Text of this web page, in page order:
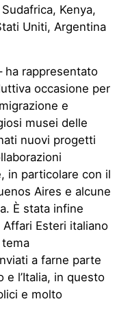
Kenya,
Uniti, Argentina
ha rappresentato
occasione per
e
musei delle
nuovi progetti
in particolare con il
Aires e alcune
È stata infine
Esteri italiano
a farne parte
e l’Italia, in questo
e molto